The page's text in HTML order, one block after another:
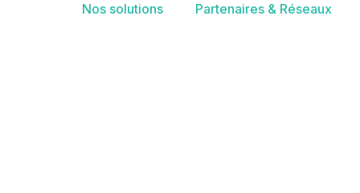
Nos solutions Partenaires & Réseaux